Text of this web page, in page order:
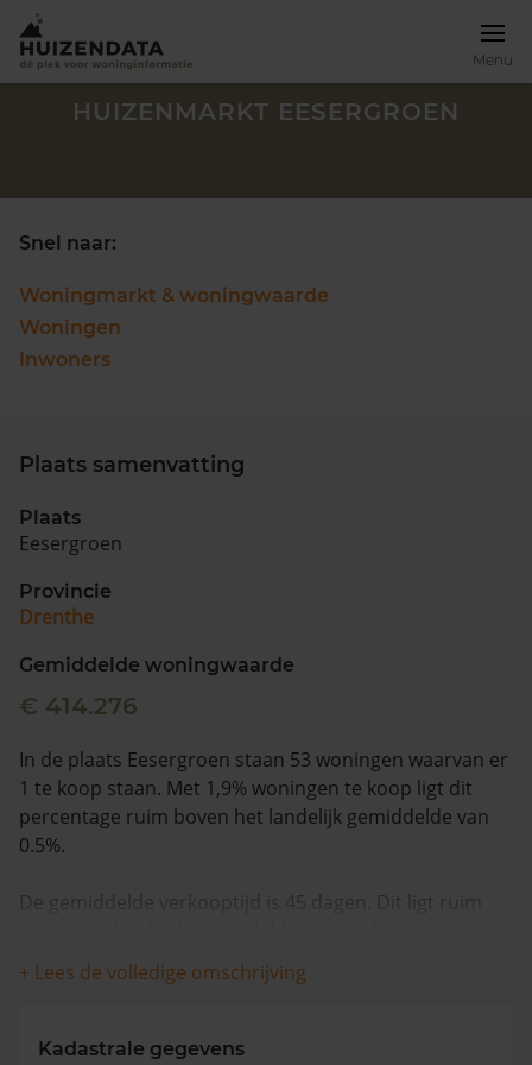
Menu
Zoek een woning
088 220 4200
Maandag t/m vrijdag - 08:00 -18:00
HUIZENMARKT EESERGROEN
Snel naar:
Woningmarkt & woningwaarde
Woningen
Inwoners
Plaats samenvatting
Plaats
Eesergroen
Provincie
Drenthe
Gemiddelde woningwaarde
€ 414.276
In de plaats Eesergroen staan 53 woningen waarvan er
1 te koop staan. Met 1,9% woningen te koop ligt dit
percentage ruim boven het landelijk gemiddelde van
0.5%.
De gemiddelde verkooptijd is 45 dagen. Dit ligt ruim
De gemiddelde huizenprijs is €249.000. De gemiddelde
de gemiddelde woningwaarde met 16,0% gestegen.
+ Lees de volledige omschrijving
Kadastrale gegevens